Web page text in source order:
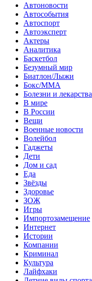
Автоновости
Автособытия
Автоспорт
Автоэксперт
Актеры
Аналитика
Баскетбол
Безумный мир
Биатлон/Лыжи
Бокс/MMA
Болезни и лекарства
В мире
В России
Вещи
Военные новости
Волейбол
Гаджеты
Дети
Дом и сад
Еда
Звёзды
Здоровье
ЗОЖ
Игры
Импортозамещение
Интернет
Истории
Компании
Криминал
Культура
Лайфхаки